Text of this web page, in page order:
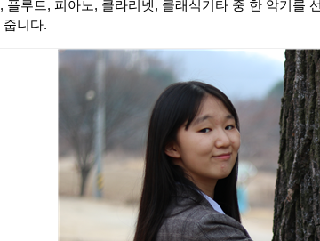
플루트, 피아노, 클라리넷, 클래식기타 중 한 악기를
줍니다.